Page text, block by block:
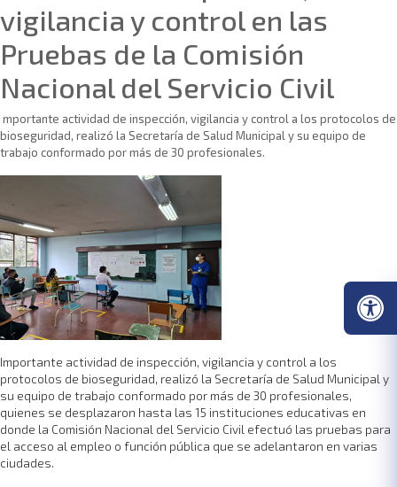
vigilancia y control en las
Pruebas de la Comisión
Nacional del Servicio Civil
mportante actividad de inspección, vigilancia y control a los protocolos de
bioseguridad, realizó la Secretaría de Salud Municipal y su equipo de
trabajo conformado por más de 30 profesionales.
Importante actividad de inspección, vigilancia y control a los
protocolos de bioseguridad, realizó la Secretaría de Salud Municipal y
su equipo de trabajo conformado por más de 30 profesionales,
quienes se desplazaron hasta las 15 instituciones educativas en
donde la Comisión Nacional del Servicio Civil efectuó las pruebas para
el acceso al empleo o función pública que se adelantaron en varias
ciudades.